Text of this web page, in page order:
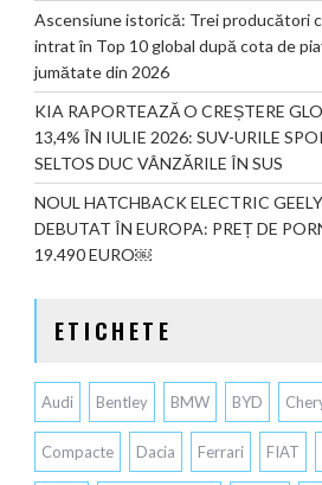
Ascensiune istorică: Trei producători
intrat în Top 10 global după cota de
jumătate din 2026
KIA RAPORTEAZĂ O CREȘTERE
13,4% ÎN IULIE 2026: SUV-URILE
SELTOS DUC VÂNZĂRILE ÎN SUS
NOUL HATCHBACK ELECTRIC
DEBUTAT ÎN EUROPA: PREȚ DE
19.490 EURO￼
ETICHETE
Audi Bentley BMW BYD
Compacte Dacia Ferrari FIAT